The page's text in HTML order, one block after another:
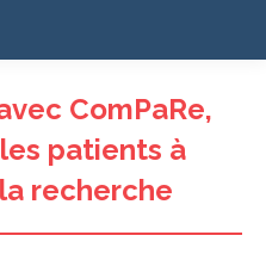
ComPaRe,
les patients à
recherche